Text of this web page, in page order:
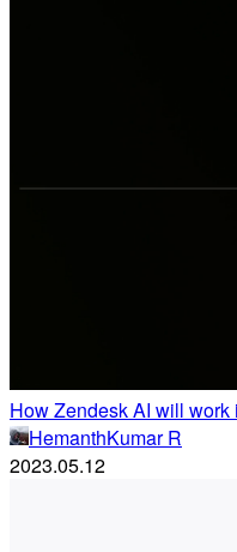
How Zendesk AI will
HemanthKumar R
2023.05.12